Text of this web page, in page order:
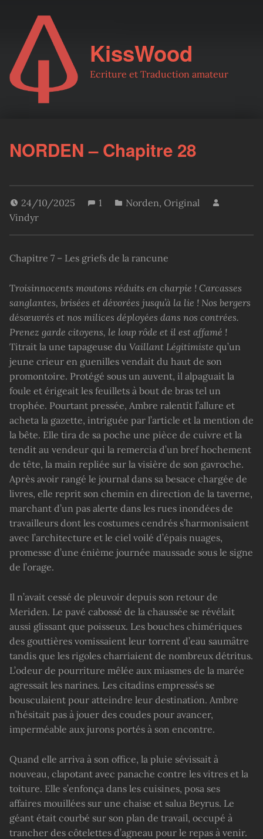
KissWood
Ecriture et Traduction amateur
NORDEN – Chapitre 28
24/10/2025 1 Norden, Original
Vindyr
Chapitre 7 – Les griefs de la rancune
Troisinnocents moutons réduits en charpie ! Carcasses
sanglantes, brisées et dévorées jusqu’à la lie ! Nos bergers
désœuvrés et nos milices déployées dans nos contrées.
Prenez garde citoyens, le loup rôde et il est affamé !
Titrait la une tapageuse du Vaillant Légitimiste qu’un
jeune crieur en guenilles vendait du haut de son
promontoire. Protégé sous un auvent, il alpaguait la
foule et érigeait les feuillets à bout de bras tel un
trophée. Pourtant pressée, Ambre ralentit l’allure et
acheta la gazette, intriguée par l’article et la mention de
la bête. Elle tira de sa poche une pièce de cuivre et la
tendit au vendeur qui la remercia d’un bref hochement
de tête, la main repliée sur la visière de son gavroche.
Après avoir rangé le journal dans sa besace chargée de
livres, elle reprit son chemin en direction de la taverne,
marchant d’un pas alerte dans les rues inondées de
travailleurs dont les costumes cendrés s’harmonisaient
avec l’architecture et le ciel voilé d’épais nuages,
promesse d’une énième journée maussade sous le signe
de l’orage.
Il n’avait cessé de pleuvoir depuis son retour de
Meriden. Le pavé cabossé de la chaussée se révélait
aussi glissant que poisseux. Les bouches chimériques
des gouttières vomissaient leur torrent d’eau saumâtre
tandis que les rigoles charriaient de nombreux détritus.
L’odeur de pourriture mêlée aux miasmes de la marée
agressait les narines. Les citadins empressés se
bousculaient pour atteindre leur destination. Ambre
n’hésitait pas à jouer des coudes pour avancer,
imperméable aux jurons portés à son encontre.
Quand elle arriva à son office, la pluie sévissait à
nouveau, clapotant avec panache contre les vitres et la
toiture. Elle s’enfonça dans les cuisines, posa ses
affaires mouillées sur une chaise et salua Beyrus. Le
géant était courbé sur son plan de travail, occupé à
trancher des côtelettes d’agneau pour le repas à venir.